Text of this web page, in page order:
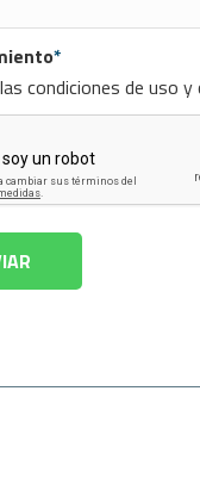
*
condiciones de uso